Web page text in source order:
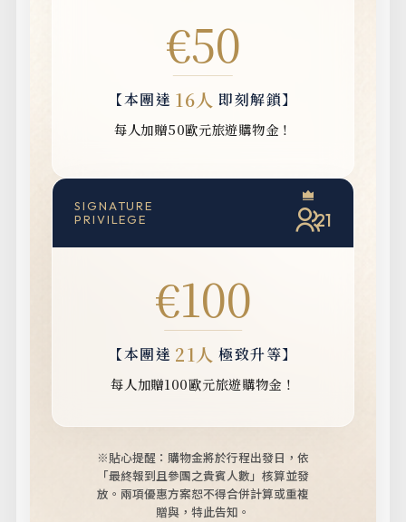
€50
【本團達 16人 即刻解鎖】
每人加贈50歐元旅遊購物金！
SIGNATURE
PRIVILEGE
21
€100
【本團達 21人 極致升等】
每人加贈100歐元旅遊購物金！
※貼心提醒：購物金將於行程出發日，依
「最終報到且參團之貴賓人數」核算並發
放。 兩項優惠方案恕不得合併計算或重複
贈與，特此告知。